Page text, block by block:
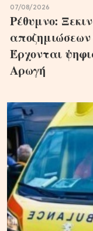
07/08/2026
Ρέθυμνο:
αποζημιώσεων
Έρχονται
Αρωγή